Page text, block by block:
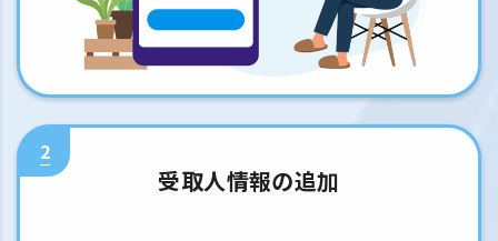
2
受取人情報の追加